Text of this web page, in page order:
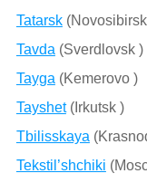
Tatarsk
Tavda (Sverdlovsk )
Tayga (Kemerovo )
Tayshet(Irkutsk )
Tbilisskaya
Tekstil’shchiki